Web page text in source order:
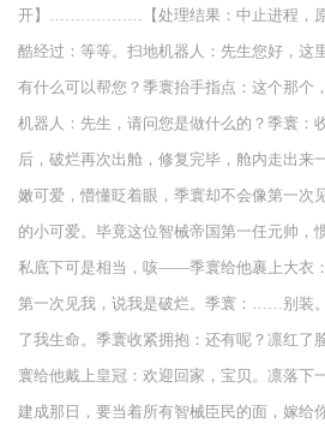
开】………………【处理结果：中止进程，原
酷经过：等等。扫地机器人：先生您好，这
有什么可以帮您？季寰抬手指点：这个那个
机器人：先生，请问您是做什么的？季寰：
后，破烂再次出舱，修复完毕，舱内走出来
嫩可爱，懵懂眨着眼，季寰却不会像第一次
的小可爱。毕竟这位智械帝国第一任元帅，
私底下可是相当，咳——季寰给他裹上大衣
第一次见我，说我是破烂。季寰：……别装
了我生命。季寰收紧拥抱：还有呢？凛红了
寰给他戴上皇冠：欢迎回家，宝贝。凛落下
建成那日，要当着所有智械臣民的面，嫁